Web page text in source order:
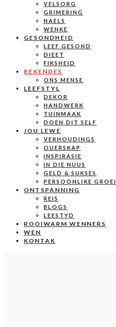
VELSORG
GRIMERING
NAELS
WENKE
GESONDHEID
LEEF GESOND
DIEET
FIKSHEID
BEKENDES
ONS MENSE
LEEFSTYL
DEKOR
HANDWERK
TUINMAAK
DOEN DIT SELF
JOU LEWE
VERHOUDINGS
OUERSKAP
INSPIRASIE
IN DIE NUUS
GELD & SUKSES
PERSOONLIKE GROEI
ONTSPANNING
REIS
BLOGS
LEESTYD
ROOIWARM WENNERS
WEN
KONTAK